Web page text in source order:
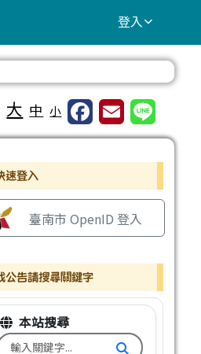
登入
大 中 小
、林佳賓老師高票當選本校
邊區域內容
速登入
臺南市 OpenID 登入
公告請搜尋關鍵字
本站搜尋
尋台南市文元國小全球資訊網